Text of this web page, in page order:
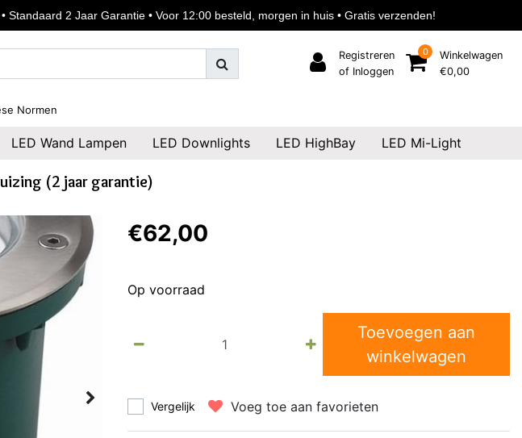
Registreren
of Inloggen
0
Winkelwagen
€0,00
Normen
LED Wand Lampen LED Downlights LED HighBay LED Mi-Light
(2 jaar garantie)
€62,00
Op voorraad
Toevoegen aan
winkelwagen
Vergelijk Voeg toe aan favorieten
2 Jaar Garantie • Voor 12:00 besteld, morgen in huis • Gratis verzenden!